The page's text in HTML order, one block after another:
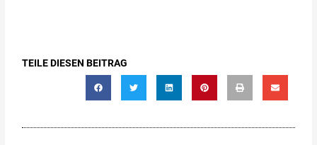
TEILE DIESEN BEITRAG